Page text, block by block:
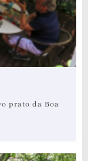
prato da Boa